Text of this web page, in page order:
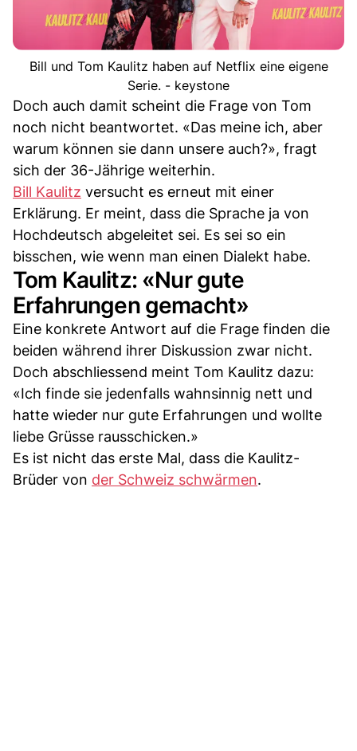
Bill und Tom Kaulitz haben auf Netflix eine eigene
Serie. - keystone
Doch auch damit scheint die Frage von Tom
noch nicht beantwortet. «Das meine ich, aber
warum können sie dann unsere auch?», fragt
sich der 36-Jährige weiterhin.
Bill Kaulitz versucht es erneut mit einer
Erklärung. Er meint, dass die Sprache ja von
Hochdeutsch abgeleitet sei. Es sei so ein
bisschen, wie wenn man einen Dialekt habe.
Tom Kaulitz: «Nur gute
Erfahrungen gemacht»
Eine konkrete Antwort auf die Frage finden die
beiden während ihrer Diskussion zwar nicht.
Doch abschliessend meint Tom Kaulitz dazu:
«Ich finde sie jedenfalls wahnsinnig nett und
hatte wieder nur gute Erfahrungen und wollte
liebe Grüsse rausschicken.»
Es ist nicht das erste Mal, dass die Kaulitz-
Brüder von der Schweiz schwärmen.